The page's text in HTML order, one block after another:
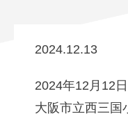
2024.12.13
2024年12月12
大阪市立西三国